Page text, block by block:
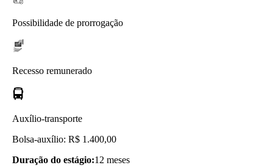
Possibilidade de prorrogação
Recesso remunerado
Auxílio-transporte
Bolsa-auxílio: R$ 1.400,00
Duração do estágio:12 meses